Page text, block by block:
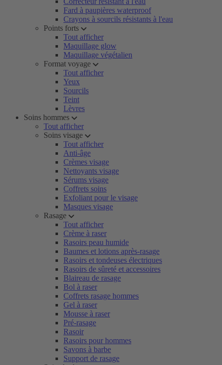
Fard à paupières waterproof
Crayons à sourcils résistants à l'eau
Points forts
Tout afficher
Maquillage glow
Maquillage végétalien
Format voyage
Tout afficher
Yeux
Sourcils
Teint
Lèvres
Soins hommes
Tout afficher
Soins visage
Tout afficher
Anti-âge
Crèmes visage
Nettoyants visage
Sérums visage
Coffrets soins
Exfoliant pour le visage
Masques visage
Rasage
Tout afficher
Crème à raser
Rasoirs peau humide
Baumes et lotions après-rasage
Rasoirs et tondeuses électriques
Rasoirs de sûreté et accessoires
Blaireau de rasage
Bol à raser
Coffrets rasage hommes
Gel à raser
Mousse à raser
Pré-rasage
Rasoir
Rasoirs pour hommes
Savons à barbe
Support de rasage